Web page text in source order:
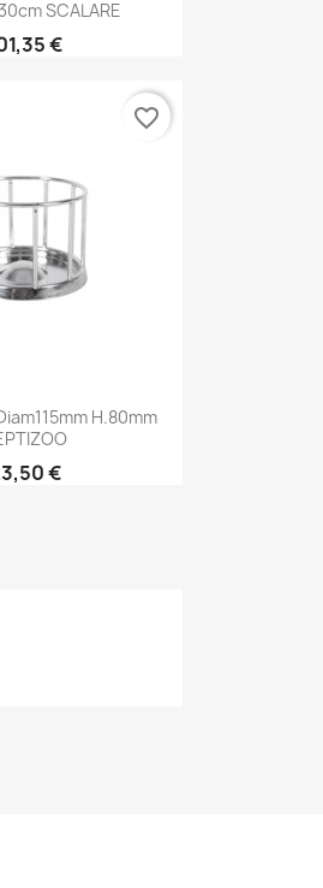
SCALARE
€
rapideH.80mm
€
favorite_border